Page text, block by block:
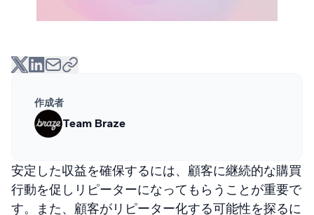
作成者
Team Braze
安定した収益を確保するには、顧客に継続的な購買
行動を促しリピーターになってもらうことが重要で
す。また、顧客がリピーター化する可能性を探るに